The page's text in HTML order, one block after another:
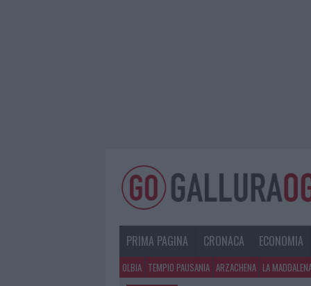
PRIMA PAGINA CRONACA ECONOMIA
OLBIA TEMPIO PAUSANIA ARZACHENA LA